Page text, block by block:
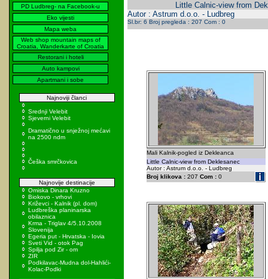
PD Ludbreg- na Facebook-u
Eko vijesti
Mapa weba
Web shop mountain maps of
Croatia, Wanderkarte of Croatia
Restorani i hoteli
Auto kampovi
Apartmani i sobe
Najnoviji članci
Srednji Velebit
Sjeverni Velebit
Dramatično u snježnoj mećavi
na 2500 ndm
Češka smrčkovica
Najnovije destinacije
Omiska Dinara Kruzno
Biokovo - vrhovi
Križevci - Kalnik (pl. dom)
Ludbreška planinarska
obilaznica
Krma - Triglav 4/5.10.2008
Slovenija
Egeria put - Hrvatska - Iovia
Sveti Vid - otok Pag
Spilja pod Zir - om
ZIR
Podkilavac-Mudna dol-Hahlići-
Kolac-Podki
Little Calnic-view from
Autor : Astrum d.o.o. - Ludbreg
Sl.br: 6 Broj pregleda : 207 Com : 0
Mali Kalnik-pogled iz Dekleanca
Little Calnic-view from Deklesanec
Autor : Astrum d.o.o. - Ludbreg
Broj klikova :207 Com :0